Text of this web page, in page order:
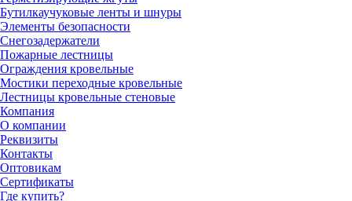
Бутилкаучуковые ленты и шнуры
Элементы безопасности
Снегозадержатели
Пожарные лестницы
Ограждения кровельные
Мостики переходные кровельные
Лестницы кровельные стеновые
Компания
О компании
Реквизиты
Контакты
Оптовикам
Сертификаты
Где купить?